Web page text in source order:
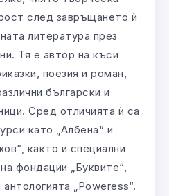
след завръщането ѝ
литература през
Тя е автор на къси
поезия и роман,
български и
Сред отличията ѝ са
като „Албена“ и
както и специални
фондации „Буквите“,
антологията „Poweress“.